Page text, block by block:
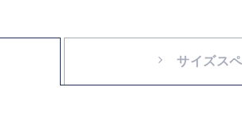
サイズス